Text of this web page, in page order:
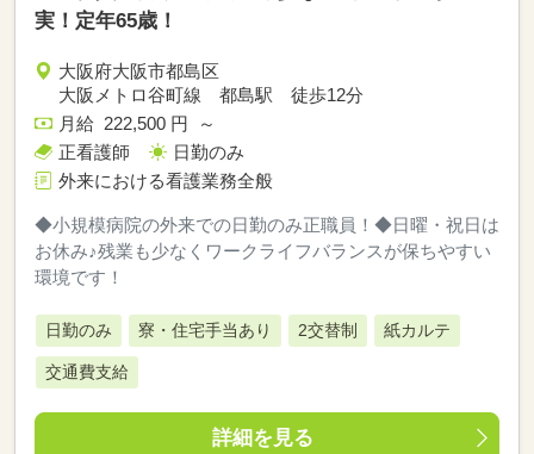
実！定年65歳！
大阪府大阪市都島区
大阪メトロ谷町線 都島駅 徒歩12分
月給 222,500 円 ～
正看護師
日勤のみ
外来における看護業務全般
◆小規模病院の外来での日勤のみ正職員！◆日曜・祝日は
お休み♪残業も少なくワークライフバランスが保ちやすい
環境です！
日勤のみ 寮・住宅手当あり 2交替制 紙カルテ
交通費支給
詳細を見る